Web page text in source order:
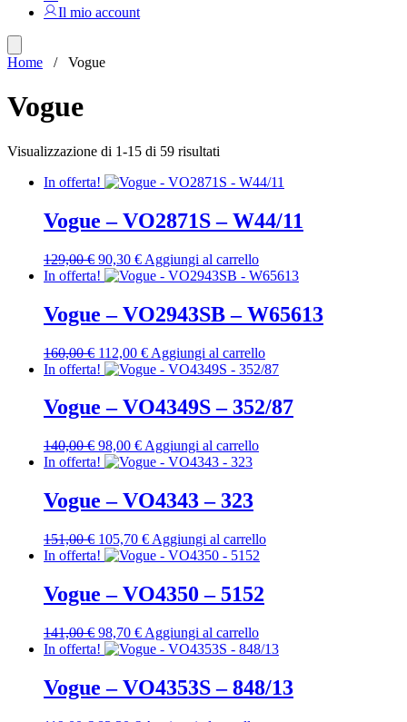
Il mio account
Home / Vogue
Vogue
Visualizzazione di 1-15 di 59 risultati
base
più
recente
In offerta!
Vogue – VO2871S – W44/11
129,00€ Il
prezzo
129,00 €.
90,30 €Il
prezzo
è:
90,30 €.
Aggiungi al carrello
In offerta!
Vogue – VO2943SB – W65613
160,00€ Il
prezzo
era:
160,00 €.
112,00 €Il
prezzo
è:
112,00 €.
Aggiungi al carrello
In offerta!
Vogue – VO4349S – 352/87
140,00€ Il
prezzo
140,00 €.
98,00 €Il
prezzo
è:
98,00 €.
Aggiungi al carrello
In offerta!
Vogue – VO4343 – 323
151,00€ Il
prezzo
151,00 €.
105,70 €Il
prezzo
è:
105,70 €.
Aggiungi al carrello
In offerta!
Vogue – VO4350 – 5152
141,00€ Il
prezzo
141,00 €.
98,70 €Il
prezzo
è:
98,70 €.
Aggiungi al carrello
In offerta!
Vogue – VO4353S – 848/13